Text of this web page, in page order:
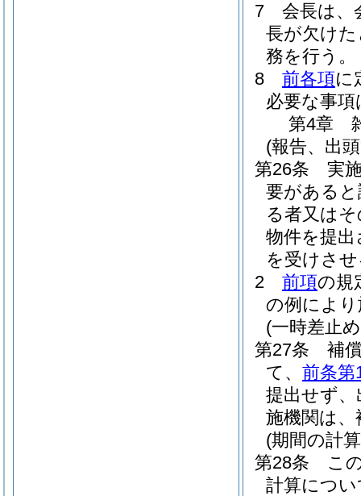
7
会長は、
長が欠け
務を行う。
8
前各項に
必要な事
第4章
(報告、出
第26条
実
要がある
る者又は
物件を提
を受けさ
2
前項の規
の例によ
(一時差止
第27条
補
て、 前条第
提出せず
施機関は
(期間の計
第28条
こ
計算につ